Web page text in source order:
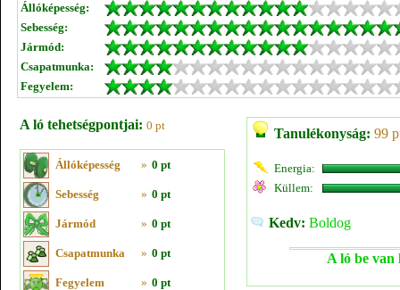
Állóképesség:
Sebesség:
Jármód:
Csapatmunka:
Fegyelem:
A ló tehetségpontjai: 0 pt
Állóképesség » 0 pt
Sebesség » 0 pt
Jármód » 0 pt
Csapatmunka » 0 pt
Fegyelem » 0 pt
Tanulékonyság: 99
Energia:
Küllem:
Kedv: Boldog
A ló be van